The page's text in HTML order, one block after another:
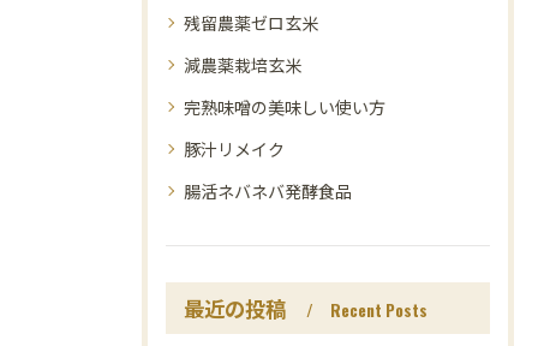
残留農薬ゼロ玄米
減農薬栽培玄米
完熟味噌の美味しい使い方
豚汁リメイク
腸活ネバネバ発酵食品
最近の投稿 Recent Posts